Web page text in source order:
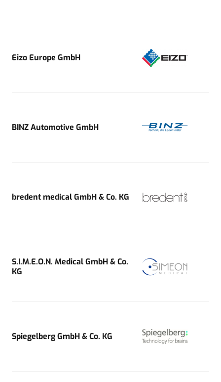
Eizo Europe GmbH
BINZ Automotive GmbH
bredent medical GmbH & Co. KG
S.I.M.E.O.N. Medical GmbH & Co.
KG
Spiegelberg GmbH & Co. KG